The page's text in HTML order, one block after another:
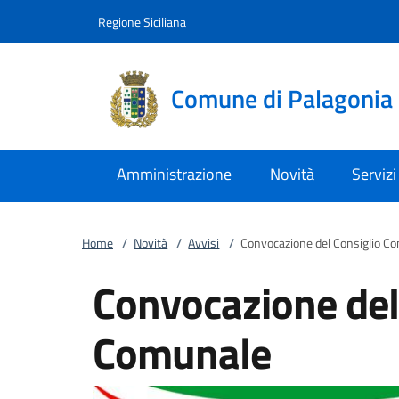
Regione Siciliana
Comune di Palagonia
Amministrazione Novità Servizi
Home / Novità / Avvisi / Convocazione del Consiglio
Convocazione
Comunale